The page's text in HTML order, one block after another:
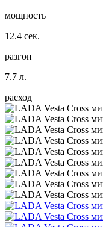
мощность
12.4 сек.
разгон
7.7 л.
расход